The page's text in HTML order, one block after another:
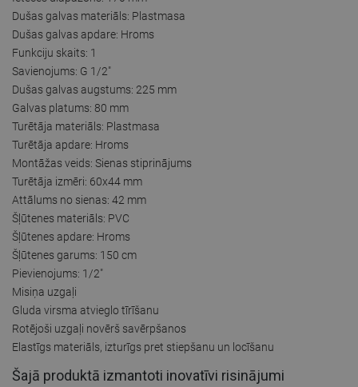
Dušas galvas materiāls: Plastmasa
Dušas galvas apdare: Hroms
Funkciju skaits: 1
Savienojums: G 1/2"
Dušas galvas augstums: 225 mm
Galvas platums: 80 mm
Turētāja materiāls: Plastmasa
Turētāja apdare: Hroms
Montāžas veids: Sienas stiprinājums
Turētāja izmēri: 60x44 mm
Attālums no sienas: 42 mm
Šļūtenes materiāls: PVC
Šļūtenes apdare: Hroms
Šļūtenes garums: 150 cm
Pievienojums: 1/2"
Misiņa uzgaļi
Gluda virsma atvieglo tīrīšanu
Rotējoši uzgaļi novērš savērpšanos
Elastīgs materiāls, izturīgs pret stiepšanu un locīšanu
Šajā produktā izmantoti inovatīvi risinājumi